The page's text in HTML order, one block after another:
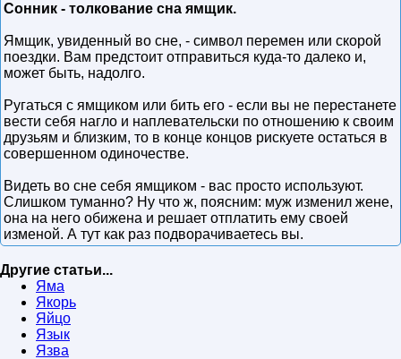
Сонник - толкование сна ямщик.
Ямщик, увиденный во сне, - символ перемен или скорой
поездки. Вам предстоит отправиться куда-то далеко и,
может быть, надолго.
Ругаться с ямщиком или бить его - если вы не перестанете
вести себя нагло и наплевательски по отношению к своим
друзьям и близким, то в конце концов рискуете остаться в
совершенном одиночестве.
Видеть во сне себя ямщиком - вас просто используют.
Слишком туманно? Ну что ж, поясним: муж изменил жене,
она на него обижена и решает отплатить ему своей
изменой. А тут как раз подворачиваетесь вы.
Другие статьи...
Яма
Якорь
Яйцо
Язык
Язва